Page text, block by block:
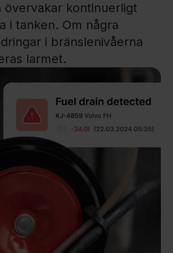
övervakar kontinuerligt
i tanken. Om några
i bränslenivåerna
larmet.